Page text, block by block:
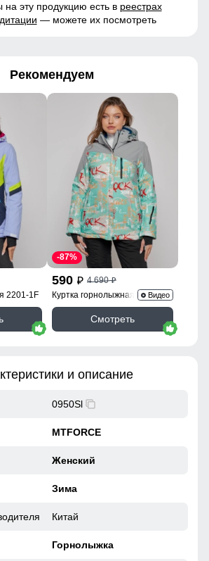
на эту продукцию есть в реестрах
— можете их посмотреть
Рекомендуем
2201-1F
590 p 4 690p
-87%
Куртка горнолыжная 2252Br
Видео
Смотреть
и описание
0950Sl
MTFORCE
Женский
Зима
Китай
Горнолыжка